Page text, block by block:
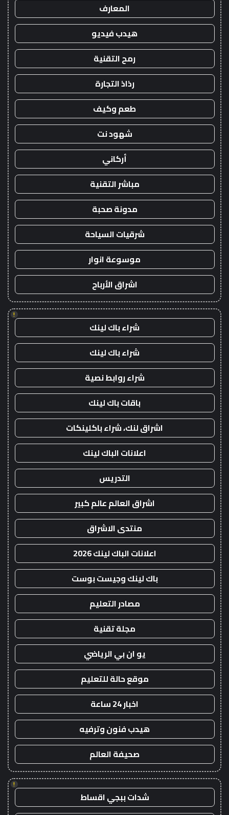
المعارف
هيدب فيديو
رمح التقنية
رذاذ التجارة
طعم وكيف
شهود نت
أركاني
مباشر التقنية
مدونة صحبة
شرقيات السياحة
موسوعة انوار
اشراق الأرباح
!
شراء باك لينك
شراء باك لينك
شراء روابط نصية
باقات باك لينك
اشراق لنك، شراء باكلينكات
اعلانات الباك لينك
التدريس
اشراق العالم عالم كبير
منتدى الاشراق
اعلانات الباك لينك 2026
باك لينك وجيست بوست
مصادر التعليم
مجلة تقنية
يو ان بي الرياضي
موقع حالة للتعليم
اخبار 24 ساعة
هيدب فنون وترفيه
صحيفة العالم
!
شدات ببجي اقساط